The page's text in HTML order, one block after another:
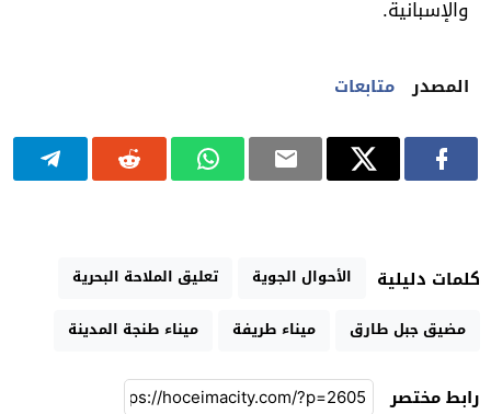
والإسبانية.
المصدر متابعات
كلمات دليلية الأحوال الجوية
تعليق الملاحة البحرية
مضيق جبل طارق
ميناء طريفة ميناء طنجة المدينة
رابط مختصر